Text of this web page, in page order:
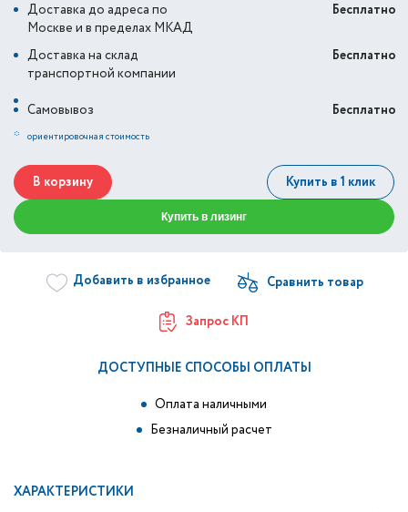
Доставка до адреса по
Москве и в пределах МКАД
Бесплатно
Доставка на склад
транспортной компании
Бесплатно
Самовывоз
Бесплатно
* ориентировочная стоимость
В корзину Купить в 1 клик
Купить в лизинг
Добавить в избранное
Запрос КП
ДОСТУПНЫЕ СПОСОБЫ ОПЛАТЫ
Оплата наличными
Безналичный расчет
ХАРАКТЕРИСТИКИ